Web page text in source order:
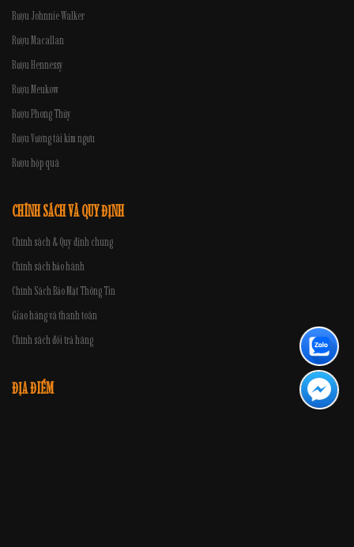
Rượu Johnnie Walker
Rượu Macallan
Rượu Hennessy
Rượu Meukow
Rượu Phong Thủy
Rượu Vương tài kim ngưu
Rượu hộp quà
CHÍNH SÁCH VÀ QUY ĐỊNH
Chính sách & Quy định chung
Chính sách bảo hành
Chính Sách Bảo Mật Thông Tin
Giao hàng và thanh toán
Chính sách đổi trả hàng
ĐỊA ĐIỂM